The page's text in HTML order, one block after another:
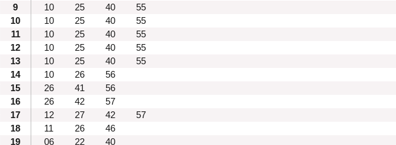
9
10 25 40
55
10
10 25 40
55
11
10 25 40
55
12
10 25 40
55
13
10 25 40
55
14
10 26
56
15
26 41
56
16
26 42
57
17
12 27 42
57
18
11 26
46
19
06 22
40